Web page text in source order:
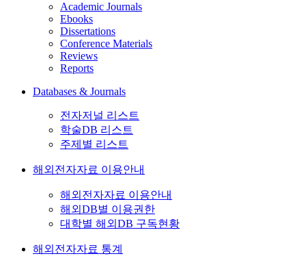
Academic Journals
Ebooks
Dissertations
Conference Materials
Reviews
Reports
Databases & Journals
전자저널 리스트
학술DB 리스트
주제별 리스트
해외전자자료 이용안내
해외전자자료 이용안내
해외DB별 이용권한
대학별 해외DB 구독현황
해외전자자료 통계